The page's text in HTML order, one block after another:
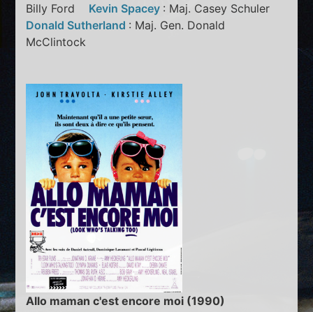
Billy Ford Kevin Spacey : Maj. Casey Schuler
Donald Sutherland : Maj. Gen. Donald
McClintock
Allo maman c'est encore moi (1990)